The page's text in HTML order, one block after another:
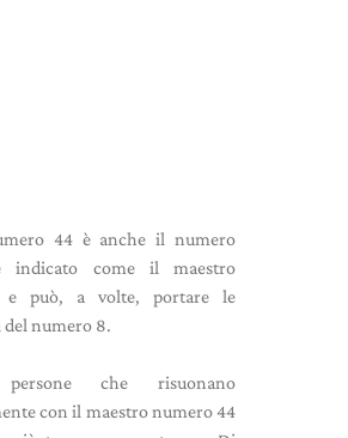
44 è anche il numero
indicato come il maestro
e può, a volte, portare le
numero 8.
che risuonano
con il maestro numero 44